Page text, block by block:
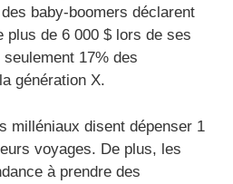
baby-boomers déclarent
plus de 6 000 $ lors de ses
17% des
génération X.
milléniaux disent dépenser 1
voyages. De plus, les
à prendre des